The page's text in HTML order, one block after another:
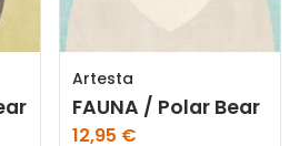
Artesta
FAUNA / Polar Bear
12,95 €